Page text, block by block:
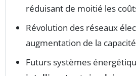
réduisant de moitié les
Révolution des réseaux
augmentation de la
Futurs systèmes